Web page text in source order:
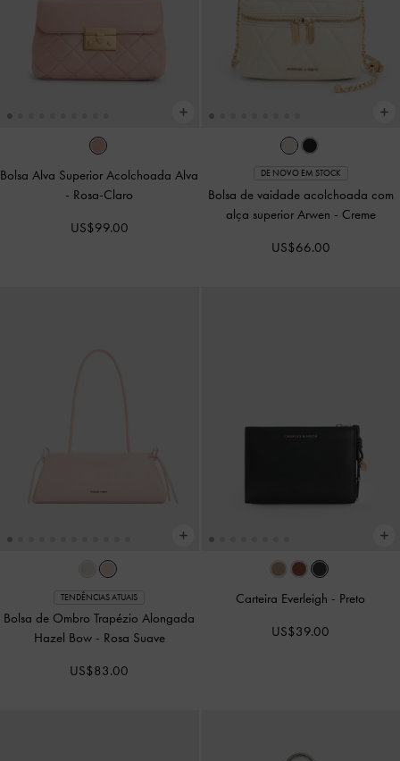
Bolsa Alva Superior Acolchoada Alva
- Rosa-Claro
US$99.00
DE NOVO EM STOCK
Bolsa de vaidade acolchoada com
alça superior Arwen - Creme
US$66.00
TENDÊNCIAS ATUAIS
Bolsa de Ombro Trapézio Alongada
Hazel Bow - Rosa Suave
US$83.00
Carteira Everleigh - Preto
US$39.00